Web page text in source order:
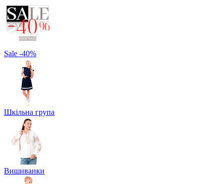
Sale -40%
Шкільна група
Вишиванки